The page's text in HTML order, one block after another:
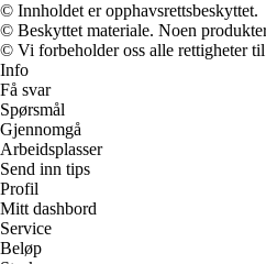
© Innholdet er opphavsrettsbeskyttet.
© Beskyttet materiale. Noen
© Vi forbeholder oss alle rettigheter
Info
Få svar
Spørsmål
Gjennomgå
Arbeidsplasser
Send inn tips
Profil
Mitt dashbord
Service
Beløp